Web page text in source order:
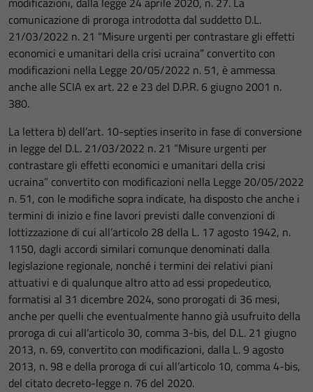
comunicazione di proroga introdotta dal suddetto D.L.
21/03/2022 n. 21 “Misure urgenti per contrastare gli effetti
economici e umanitari della crisi ucraina” convertito con
modificazioni nella Legge 20/05/2022 n. 51, è ammessa
anche alle SCIA ex art. 22 e 23 del D.P.R. 6 giugno 2001 n.
380.
La lettera b) dell’art. 10-septies inserito in fase di conversione
in legge del D.L. 21/03/2022 n. 21 “Misure urgenti per
contrastare gli effetti economici e umanitari della crisi
ucraina” convertito con modificazioni nella Legge 20/05/2022
n. 51, con le modifiche sopra indicate, ha disposto che anche i
termini di inizio e fine lavori previsti dalle convenzioni di
lottizzazione di cui all’articolo 28 della L. 17 agosto 1942, n.
1150, dagli accordi similari comunque denominati dalla
legislazione regionale, nonché i termini dei relativi piani
attuativi e di qualunque altro atto ad essi propedeutico,
formatisi al 31 dicembre 2024, sono prorogati di 36 mesi,
anche per quelli che eventualmente hanno già usufruito della
proroga di cui all’articolo 30, comma 3-bis, del D.L. 21 giugno
2013, n. 69, convertito con modificazioni, dalla L. 9 agosto
2013, n. 98 e della proroga di cui all’articolo 10, comma 4-bis,
del citato decreto-legge n. 76 del 2020.